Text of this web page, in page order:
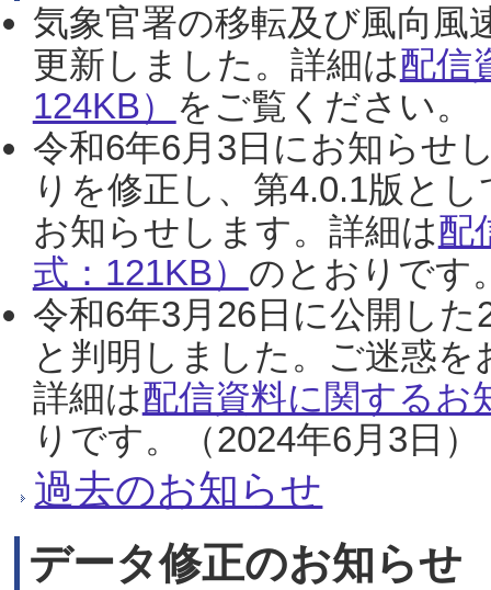
気象官署の移転及び風向風
更新しました。詳細は配信
124KB） をご覧ください。
令和6年6月3日にお知らせ
りを修正し、第4.0.1版と
お知らせします。詳細は配
式：121KB） のとおりです
令和6年3月26日に公開し
と判明しました。ご迷惑
詳細は配信資料に関するお
りです。（2024年6月3日）
過去のお知らせ
データ修正のお知らせ